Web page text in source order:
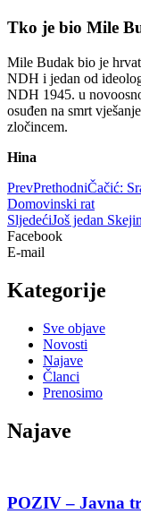
Tko je bio Mile
Mile Budak bio je
NDH i jedan od
NDH 1945. u
osuđen na smrt
zločincem.
Hina
PrevPrethodniČačić:
Domovinski rat
SljedećiJoš jedan
Facebook
E-mail
Kategorije
Sve objave
Novosti
Najave
Članci
Prenosimo
Najave
POZIV – Javna